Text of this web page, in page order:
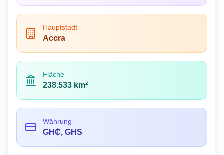
Hauptstadt
Accra
Fläche
238.533 km²
Währung
GH₵, GHS